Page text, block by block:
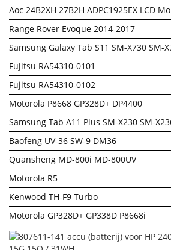
Aoc 24B2XH 27B2H ADPC1925EX LCD
Range Rover Evoque 2014-2017
Samsung Galaxy Tab S11 SM-X730 SM-
Fujitsu RA54310-0101
Fujitsu RA54310-0102
Motorola P8668 GP328D+ DP4400
Samsung Tab A11 Plus SM-X230 SM-
Baofeng UV-36 SW-9 DM36
Quansheng MD-800i MD-800UV
Motorola R5
Kenwood TH-F9 Turbo
Motorola GP328D+ GP338D P8668i